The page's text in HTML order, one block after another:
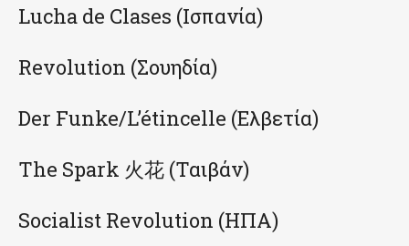
Lucha de Clases (Ισπανία)
Revolution (Σουηδία)
Der Funke/L’étincelle (Ελβετία)
The Spark 火花 (Ταιβάν)
Socialist Revolution (ΗΠΑ)